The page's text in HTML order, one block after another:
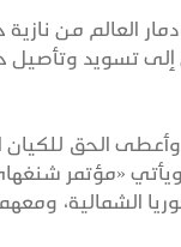
العالم من
تسويد
الحق
ويأتي «مؤتمر
الشمالية،